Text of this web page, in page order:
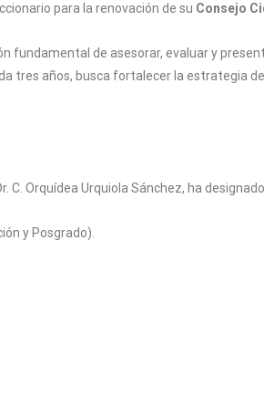
para la renovación de su Consejo
fundamental de asesorar, evaluar y
tres años, busca fortalecer la estrategia
C. Orquídea Urquiola Sánchez, ha
y Posgrado).